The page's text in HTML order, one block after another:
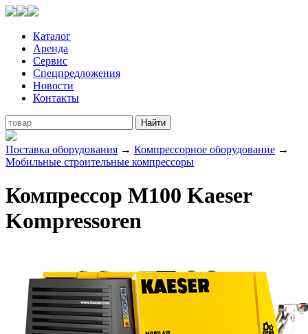
Каталог
Аренда
Сервис
Спецпредложения
Новости
Контакты
Поставка оборудования → Компрессорное оборудование →
Мобильные строительные компрессоры
Компрессор M100 Kaeser
Kompressoren